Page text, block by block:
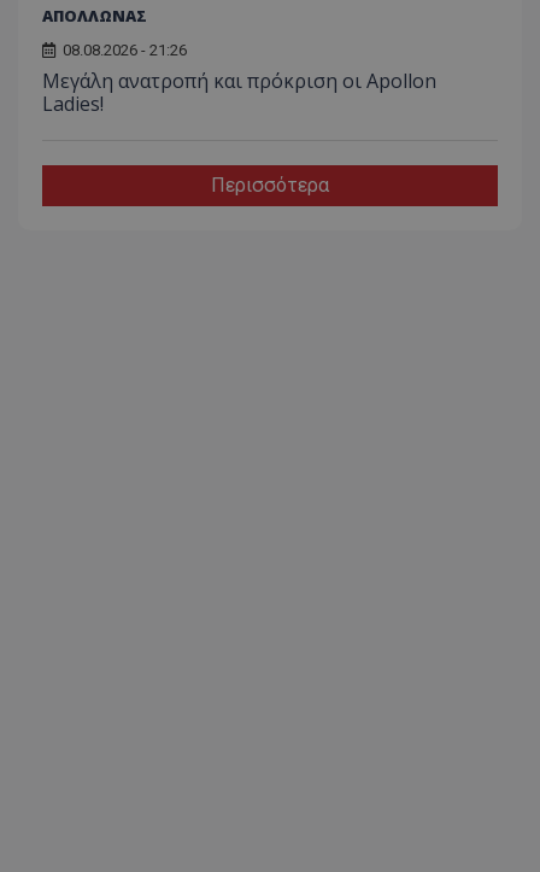
ΑΠΟΛΛΩΝΑΣ
08.08.2026 - 21:26
Μεγάλη ανατροπή και πρόκριση οι Apollon
Ladies!
Περισσότερα